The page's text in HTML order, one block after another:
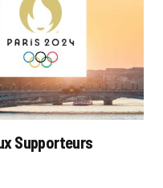
Supporteurs